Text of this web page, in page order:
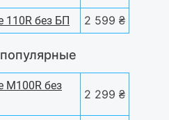
110R без БП 2 599 ₴
M100R без
2 299 ₴